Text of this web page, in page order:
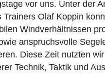
vor uns. Unter der
Trainers Olaf Koppin
Windverhältnissen
anspruchsvolle
Diese Zeit nutzten
Technik, Taktik und